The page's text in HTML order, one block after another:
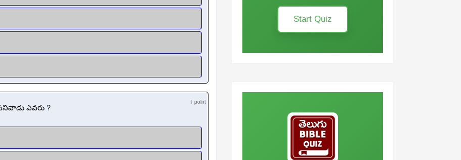
ఎవరు ? 1 point
Start Quiz